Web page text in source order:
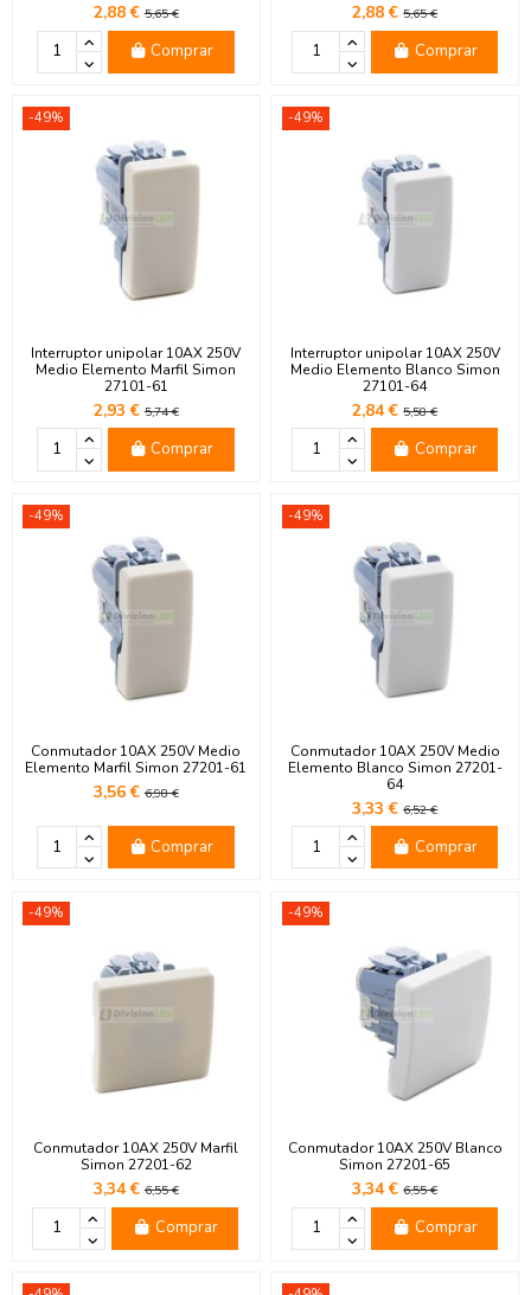
2,88 €5,65 €
Comprar
2,88 €5,65 €
Comprar
-49%
Interruptor unipolar 10AX 250V
Medio Elemento Marfil Simon
27101-61
2,93 €5,74 €
Comprar
-49%
Interruptor unipolar 10AX 250V
Medio Elemento Blanco Simon
27101-64
2,84 €5,58 €
Comprar
-49%
Conmutador 10AX 250V Medio
Elemento Marfil Simon 27201-61
3,56 €6,98 €
Comprar
-49%
Conmutador 10AX 250V Medio
Elemento Blanco Simon 27201-
64
3,33 €6,52 €
Comprar
-49%
Conmutador 10AX 250V Marfil
Simon 27201-62
3,34 €6,55 €
Comprar
-49%
Conmutador 10AX 250V Blanco
Simon 27201-65
3,34 €6,55 €
Comprar